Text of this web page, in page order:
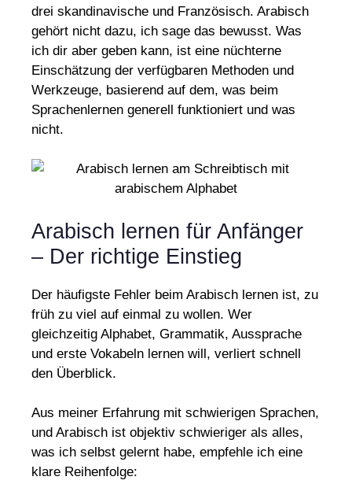
drei skandinavische und Französisch. Arabisch
gehört nicht dazu, ich sage das bewusst. Was
ich dir aber geben kann, ist eine nüchterne
Einschätzung der verfügbaren Methoden und
Werkzeuge, basierend auf dem, was beim
Sprachenlernen generell funktioniert und was
nicht.
Arabisch lernen für Anfänger
– Der richtige Einstieg
Der häufigste Fehler beim Arabisch lernen ist, zu
früh zu viel auf einmal zu wollen. Wer
gleichzeitig Alphabet, Grammatik, Aussprache
und erste Vokabeln lernen will, verliert schnell
den Überblick.
Aus meiner Erfahrung mit schwierigen Sprachen,
und Arabisch ist objektiv schwieriger als alles,
was ich selbst gelernt habe, empfehle ich eine
klare Reihenfolge: